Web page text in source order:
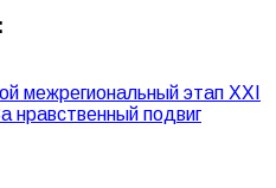
межрегиональный этап XXI
нравственный подвиг